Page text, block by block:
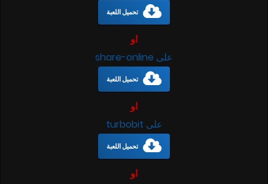
تحميل اللعبة
او
على share-online
تحميل اللعبة
او
على turbobit
تحميل اللعبة
او